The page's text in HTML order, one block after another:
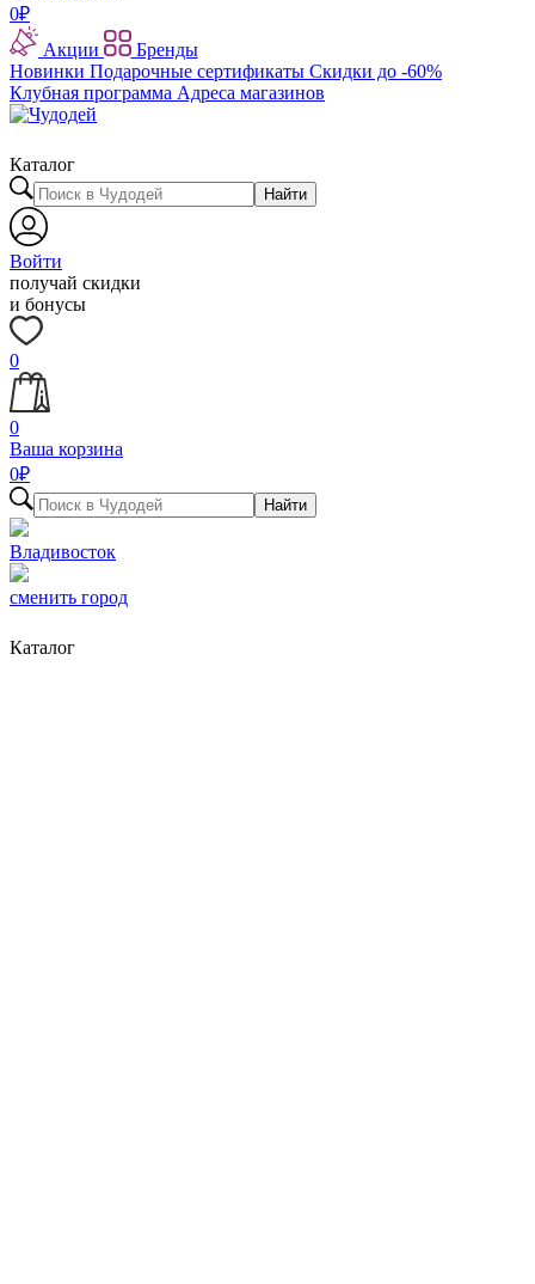
0₽
Акции
Бренды
Новинки Подарочные сертификаты Скидки до -60%
Клубная программа Адреса магазинов
Каталог
Найти
Войти
получай скидки
и бонусы
0
0
Ваша корзина
0₽
Найти
Владивосток
сменить город
Каталог